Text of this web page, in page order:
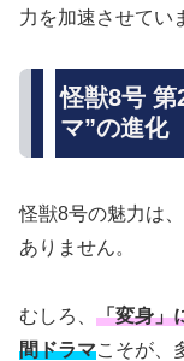
力を加速させてい
怪獣8号 第
マ”の進化
怪獣8号の魅力は
ありません。
むしろ、 「変身」
間ドラマこそが、